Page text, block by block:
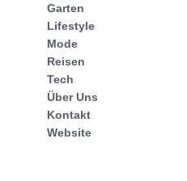
Garten
Lifestyle
Mode
Reisen
Tech
Über Uns
Kontakt
Website